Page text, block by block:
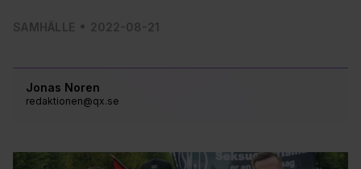
Jonas Noren
redaktionen@qx.se
SAMHÄLLE 2022-08-21